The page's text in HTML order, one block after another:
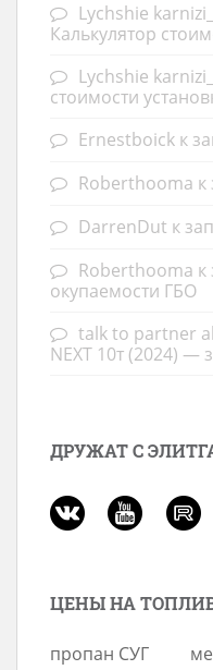
Lychshie
Калькулятор
Lychshie
стоимости
Ernestboick к
Roberthooma к
DarrenDut к
Roberthooma к
окупаемости ГБО
talk to partner
NEXT 10т (2024) —
ДРУЖАТ С
ЦЕНЫ НА
пропан СУГ